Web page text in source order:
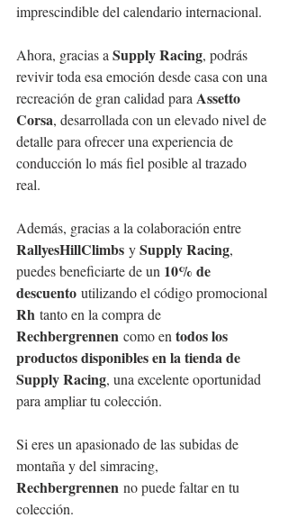
imprescindible del calendario internacional.
Ahora, gracias a Supply Racing, podrás
revivir toda esa emoción desde casa con una
recreación de gran calidad para Assetto
Corsa, desarrollada con un elevado nivel de
detalle para ofrecer una experiencia de
conducción lo más fiel posible al trazado
real.
Además, gracias a la colaboración entre
RallyesHillClimbs y Supply Racing,
puedes beneficiarte de un 10% de
descuento utilizando el código promocional
Rh tanto en la compra de
Rechbergrennen como en todos los
productos disponibles en la tienda de
Supply Racing, una excelente oportunidad
para ampliar tu colección.
Si eres un apasionado de las subidas de
montaña y del simracing,
Rechbergrennen no puede faltar en tu
colección.